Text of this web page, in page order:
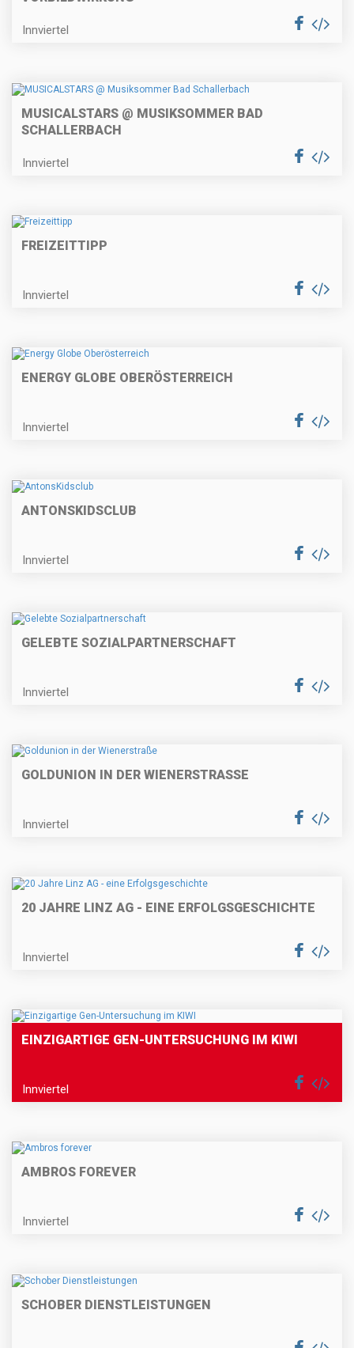
Innviertel
MUSICALSTARS @ MUSIKSOMMER BAD
SCHALLERBACH
Innviertel
FREIZEITTIPP
Innviertel
ENERGY GLOBE OBERÖSTERREICH
Innviertel
ANTONSKIDSCLUB
Innviertel
GELEBTE SOZIALPARTNERSCHAFT
Innviertel
GOLDUNION IN DER WIENERSTRASSE
Innviertel
20 JAHRE LINZ AG - EINE ERFOLGSGESCHICHTE
Innviertel
EINZIGARTIGE GEN-UNTERSUCHUNG IM KIWI
Innviertel
AMBROS FOREVER
Innviertel
SCHOBER DIENSTLEISTUNGEN